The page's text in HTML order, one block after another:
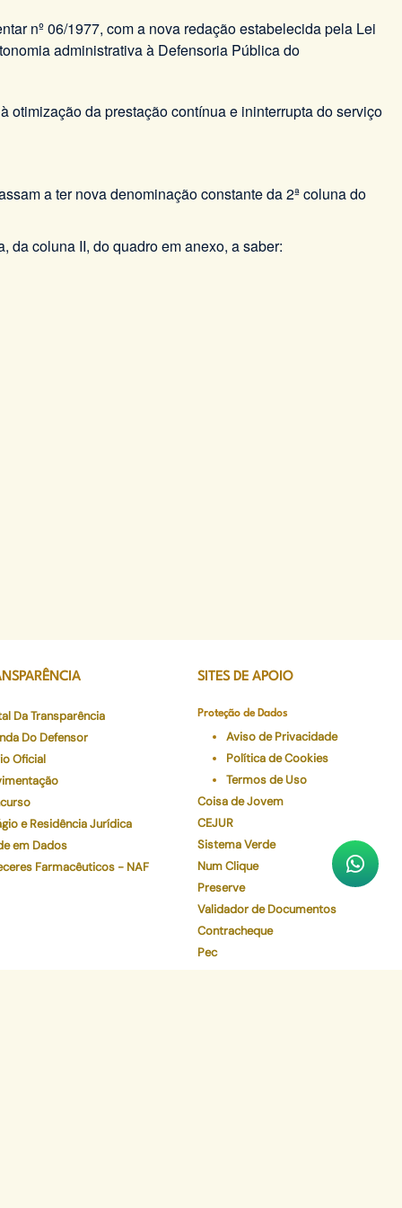
nº 06/1977, com a nova redação estabelecida pela Lei
administrativa à Defensoria Pública do
da prestação contínua e ininterrupta do serviço
a ter nova denominação constante da 2ª coluna do
da coluna II, do quadro em anexo, a saber:
Da Transparência
Do Defensor
Oficial
e Residência Jurídica
em Dados
Farmacêuticos - NAF
SITES DE APOIO
Proteção de Dados
Aviso de Privacidade
Política de Cookies
Termos de Uso
Coisa de Jovem
CEJUR
Sistema Verde
Num Clique
Preserve
Validador de Documentos
Contracheque
Pec